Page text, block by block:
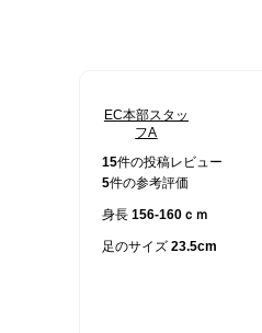
EC本部スタッ
フA
15件の投稿レビュー
5件の参考評価
身長 156-160ｃｍ
足のサイズ 23.5cm